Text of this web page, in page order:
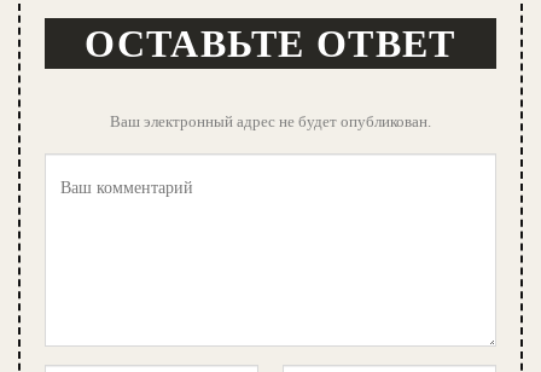
ОСТАВЬТЕ ОТВЕТ
Ваш электронный адрес не будет опубликован.